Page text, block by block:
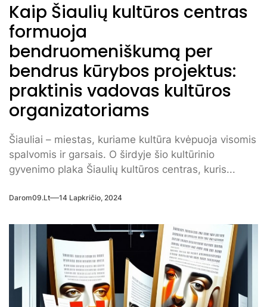
Kaip Šiaulių kultūros centras
formuoja
bendruomeniškumą per
bendrus kūrybos projektus:
praktinis vadovas kultūros
organizatoriams
Šiauliai – miestas, kuriame kultūra kvėpuoja visomis
spalvomis ir garsais. O širdyje šio kultūrinio
gyvenimo plaka Šiaulių kultūros centras, kuris...
Darom09.lt 14 Lapkričio, 2024